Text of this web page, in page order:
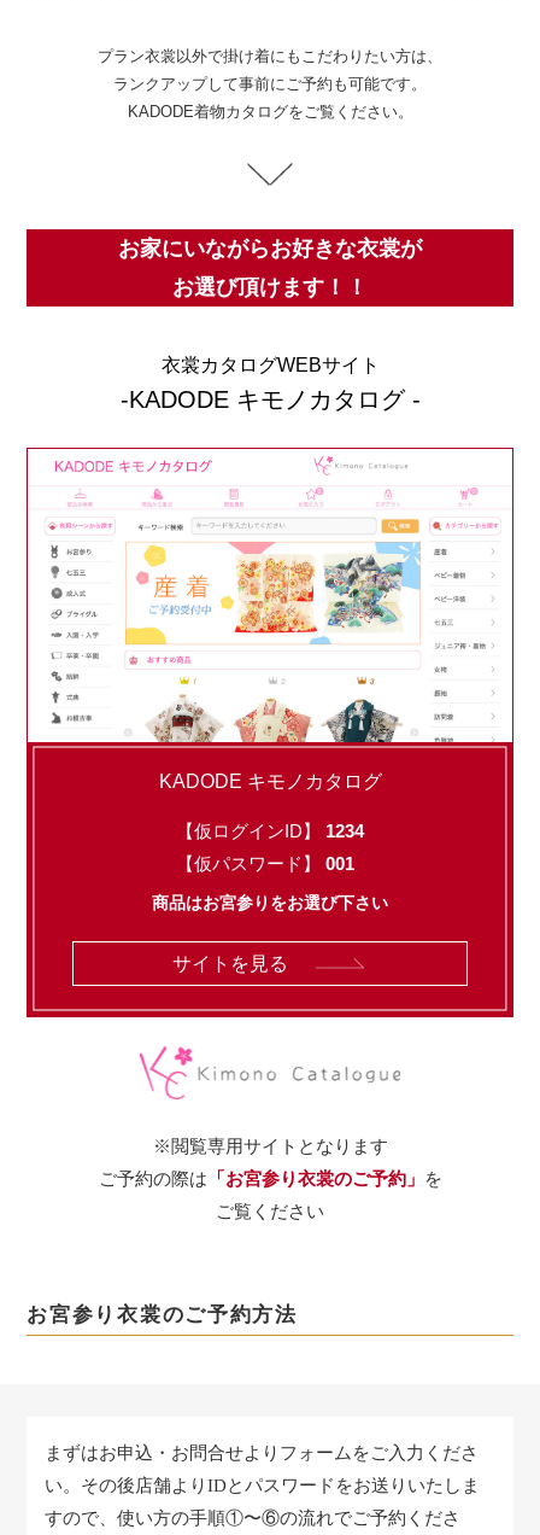
プラン衣裳以外で掛け着にもこだわりたい方は、
ランクアップして事前にご予約も可能です。
KADODE着物カタログをご覧ください。
お家にいながらお好きな衣裳が
お選び頂けます！！
衣裳カタログWEBサイト
-KADODE キモノカタログ -
KADODE キモノカタログ
【仮ログインID】 1234
【仮パスワード】 001
商品はお宮参りをお選び下さい
サイトを見る
※閲覧専用サイトとなります
ご予約の際は 「お宮参り衣裳のご予約」 を
ご覧ください
お宮参り衣裳のご予約方法
まずはお申込・お問合せよりフォームをご入力くださ
い。 その後店舗よりIDとパスワードをお送りいたしま
すので、使い方の手順①〜⑥の流れでご予約くださ